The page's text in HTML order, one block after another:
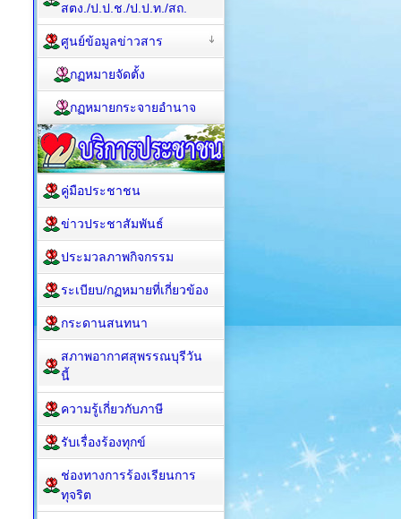
สตง./ป.ป.ช./ป.ป.ท./สถ.
ศูนย์ข้อมูลข่าวสาร
กฏหมายจัดตั้ง
กฏหมายกระจายอำนาจ
คู่มือประชาชน
ข่าวประชาสัมพันธ์
ประมวลภาพกิจกรรม
ระเบียบ/กฏหมายที่เกี่ยวข้อง
กระดานสนทนา
สภาพอากาศสุพรรณบุรีวัน
นี้
ความรู้เกี่ยวกับภาษี
รับเรื่องร้องทุกข์
ช่องทางการร้องเรียนการ
ทุจริต